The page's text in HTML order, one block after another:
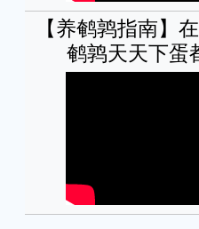
【养鹌鹑指南】
鹌鹑天天下蛋